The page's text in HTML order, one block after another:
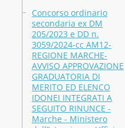
Concorso ordinario
secondaria ex DM
205/2023 e DD n.
3059/2024-cc AM12-
REGIONE MARCHE-
AVVISO APPROVAZIONE
GRADUATORIA DI
MERITO ED ELENCO
IDONEI INTEGRATI A
SEGUITO RINUNCE -
Marche - Ministero